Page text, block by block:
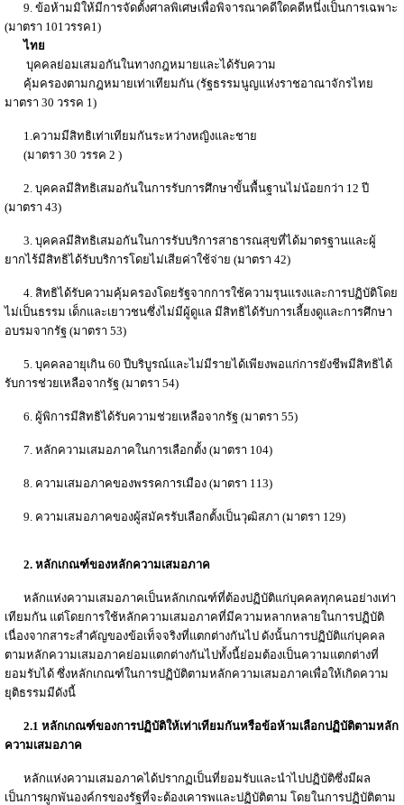
9. ข้อห้ามมิให้มีการจัดตั้งศาลพิเศษเพื่อพิจารณาคดีใดคดีหนึ่งเป็นการเฉพาะ
(มาตรา 101วรรค1)
ไทย
บุคคลย่อมเสมอกันในทางกฎหมายและได้รับความ
คุ้มครองตามกฎหมายเท่าเทียมกัน (รัฐธรรมนูญแห่งราชอาณาจักรไทย
มาตรา 30 วรรค 1)
1.ความมีสิทธิเท่าเทียมกันระหว่างหญิงและชาย
(มาตรา 30 วรรค 2 )
2. บุคคลมีสิทธิเสมอกันในการรับการศึกษาขั้นพื้นฐานไม่น้อยกว่า 12 ปี
(มาตรา 43)
3. บุคคลมีสิทธิเสมอกันในการรับบริการสาธารณสุขที่ได้มาตรฐานและผู้
ยากไร้มีสิทธิได้รับบริการโดยไม่เสียค่าใช้จ่าย (มาตรา 42)
4. สิทธิได้รับความคุ้มครองโดยรัฐจากการใช้ความรุนแรงและการปฏิบัติโดย
ไม่เป็นธรรม เด็กและเยาวชนซึ่งไม่มีผู้ดูแล มีสิทธิได้รับการเลี้ยงดูและการศึกษา
อบรมจากรัฐ (มาตรา 53)
5. บุคคลอายุเกิน 60 ปีบริบูรณ์และไม่มีรายได้เพียงพอแก่การยังชีพมีสิทธิได้
รับการช่วยเหลือจากรัฐ (มาตรา 54)
6. ผู้พิการมีสิทธิได้รับความช่วยเหลือจากรัฐ (มาตรา 55)
7. หลักความเสมอภาคในการเลือกตั้ง (มาตรา 104)
8. ความเสมอภาคของพรรคการเมือง (มาตรา 113)
9. ความเสมอภาคของผู้สมัครรับเลือกตั้งเป็นวุฒิสภา (มาตรา 129)
2. หลักเกณฑ์ของหลักความเสมอภาค
หลักแห่งความเสมอภาคเป็นหลักเกณฑ์ที่ต้องปฏิบัติแก่บุคคลทุกคนอย่างเท่า
เทียมกัน แต่โดยการใช้หลักความเสมอภาคที่มีความหลากหลายในการปฏิบัติ
เนื่องจากสาระสำคัญของข้อเท็จจริงที่แตกต่างกันไป ดังนั้นการปฏิบัติแก่บุคคล
ตามหลักความเสมอภาคย่อมแตกต่างกันไปทั้งนี้ย่อมต้องเป็นความแตกต่างที่
ยอมรับได้ ซึ่งหลักเกณฑ์ในการปฏิบัติตามหลักความเสมอภาคเพื่อให้เกิดความ
ยุติธรรมมีดังนี้
2.1 หลักเกณฑ์ของการปฏิบัติให้เท่าเทียมกันหรือข้อห้ามเลือกปฏิบัติตามหลัก
ความเสมอภาค
หลักแห่งความเสมอภาคได้ปรากฏเป็นที่ยอมรับและนำไปปฏิบัติซึ่งมีผล
เป็นการผูกพันองค์กรของรัฐที่จะต้องเคารพและปฏิบัติตาม โดยในการปฏิบัติตาม